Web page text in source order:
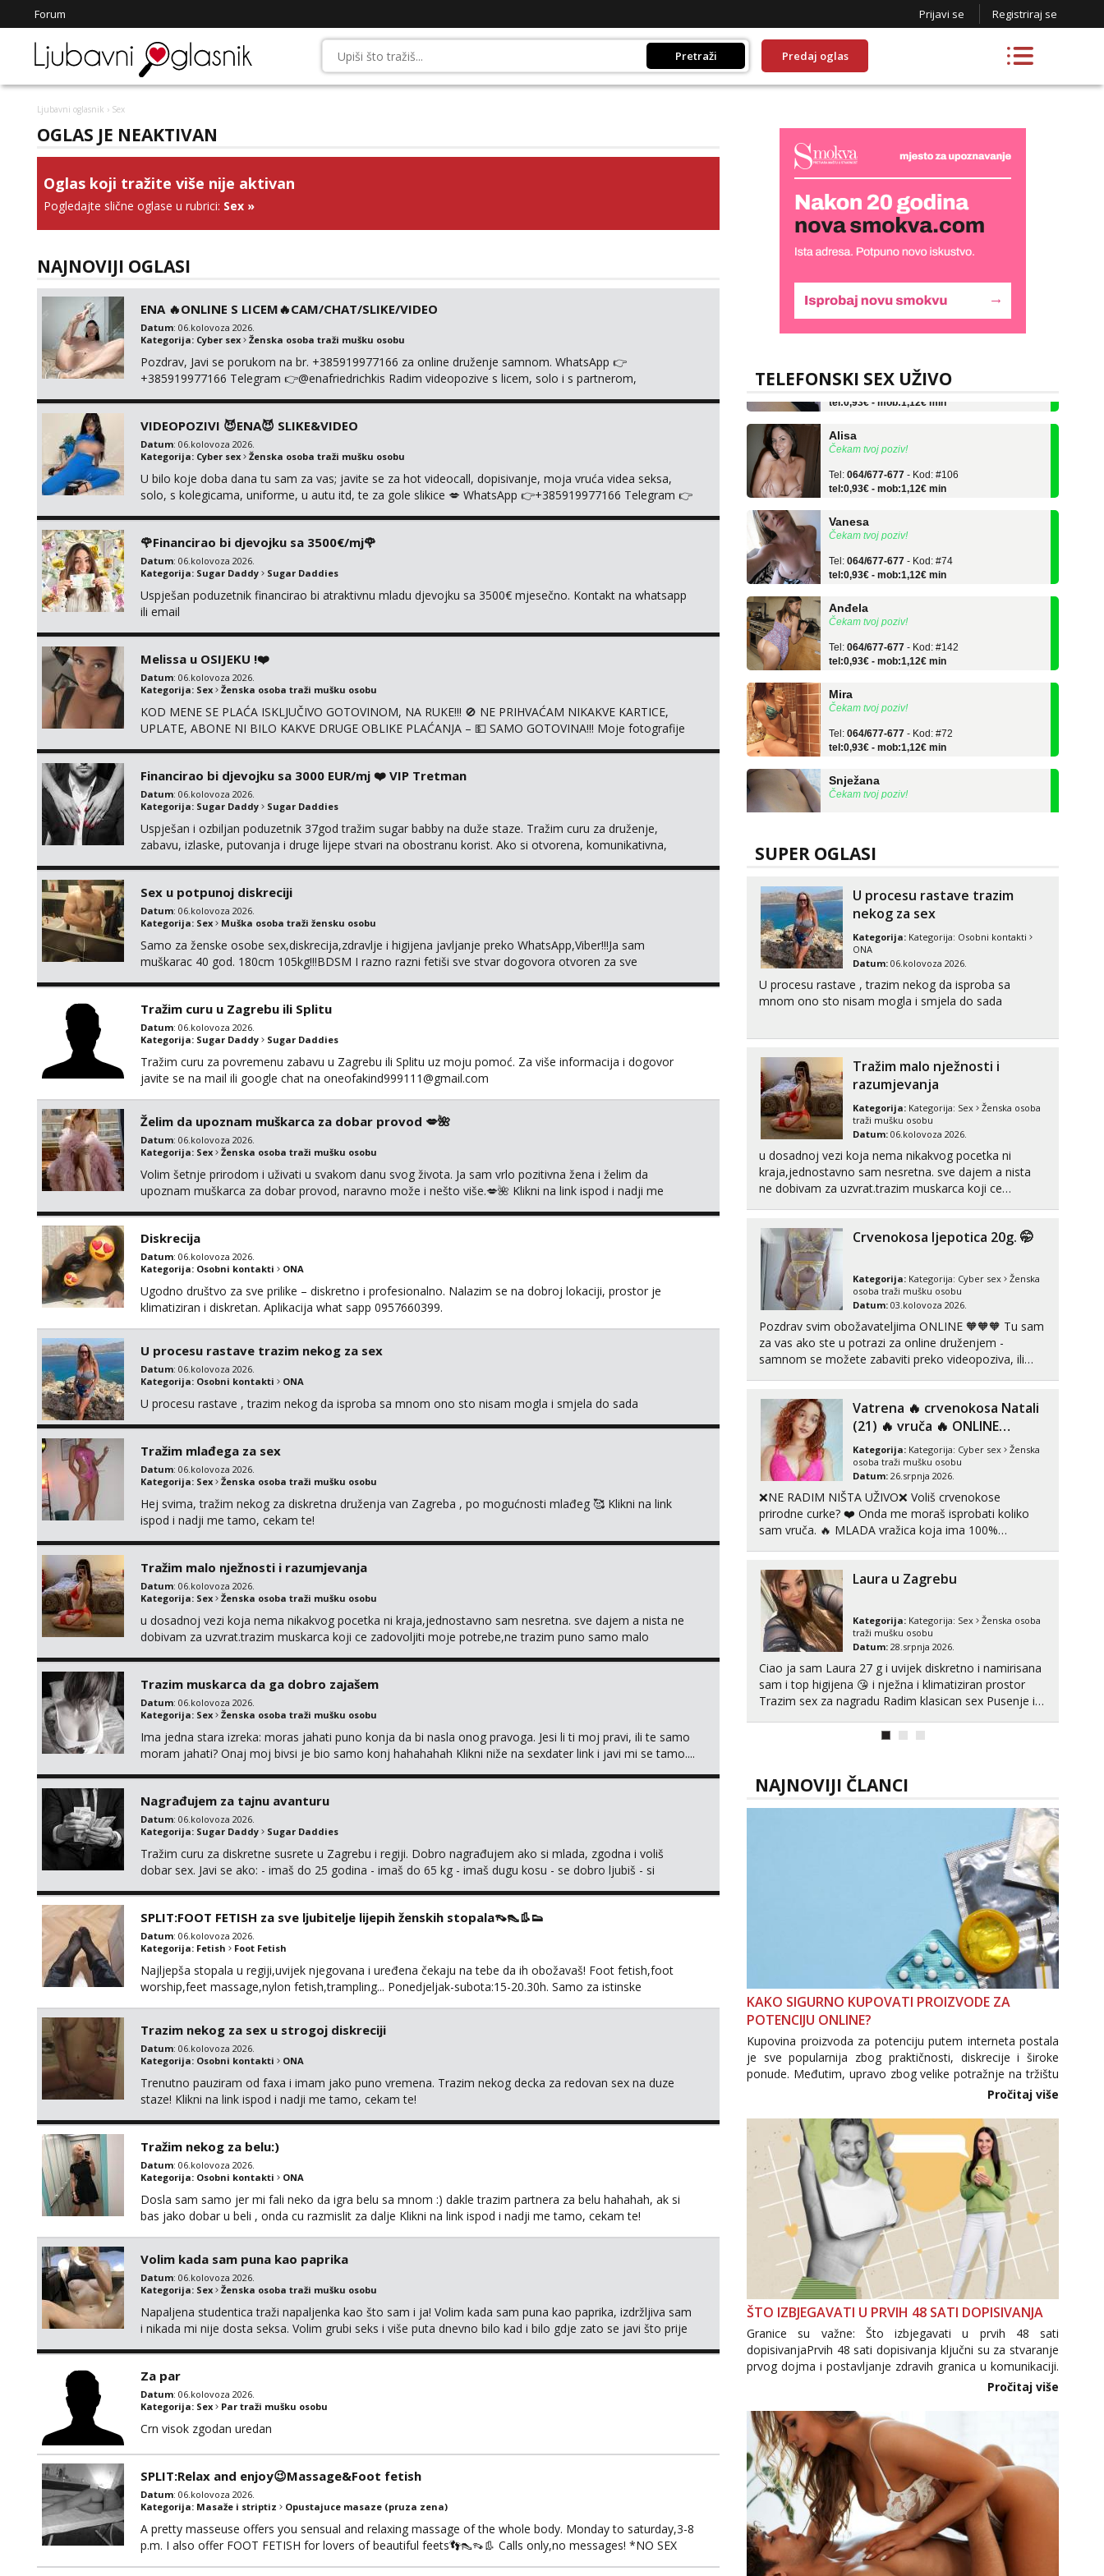
Forum Prijavi se Registriraj se
Pretraži Predaj oglas
Ljubavni oglasnik › Sex
OGLAS JE NEAKTIVAN
Oglas koji tražite više nije aktivan
Pogledajte slične oglase u rubrici: Sex »
NAJNOVIJI OGLASI
ENA 🔥ONLINE S LICEM🔥CAM/CHAT/SLIKE/VIDEO
Datum: 06.kolovoza 2026.
Kategorija: Cyber sex Ženska osoba traži mušku osobu
Pozdrav, Javi se porukom na br. +385919977166 za online druženje samnom. WhatsApp 👉
+385919977166 Telegram 👉@enafriedrichkis Radim videopozive s licem, solo i s partnerom,
NIŠTA UŽI...
VIDEOPOZIVI 😈ENA😈 SLIKE&VIDEO
Datum: 06.kolovoza 2026.
Kategorija: Cyber sex Ženska osoba traži mušku osobu
U bilo koje doba dana tu sam za vas; javite se za hot videocall, dopisivanje, moja vruća videa seksa,
solo, s kolegicama, uniforme, u autu itd, te za gole slikice 💋 WhatsApp 👉+385919977166 Telegram 👉
🌹Financirao bi djevojku sa 3500€/mj🌹
Datum: 06.kolovoza 2026.
Kategorija: Sugar Daddy Sugar Daddies
Uspješan poduzetnik financirao bi atraktivnu mladu djevojku sa 3500€ mjesečno. Kontakt na whatsapp
ili email
Melissa u OSIJEKU !❤️
Datum: 06.kolovoza 2026.
Kategorija: Sex Ženska osoba traži mušku osobu
KOD MENE SE PLAĆA ISKLJUČIVO GOTOVINOM, NA RUKE!!! 🚫 NE PRIHVAĆAM NIKAKVE KARTICE,
UPLATE, ABONE NI BILO KAKVE DRUGE OBLIKE PLAĆANJA – 💵 SAMO GOTOVINA!!! Moje fotografije
Financirao bi djevojku sa 3000 EUR/mj ❤️ VIP Tretman
Datum: 06.kolovoza 2026.
Kategorija: Sugar Daddy Sugar Daddies
Uspješan i ozbiljan poduzetnik 37god tražim sugar babby na duže staze. Tražim curu za druženje,
zabavu, izlaske, putovanja i druge lijepe stvari na obostranu korist. Ako si otvorena, komunikativna,
Sex u potpunoj diskreciji
Datum: 06.kolovoza 2026.
Kategorija: Sex Muška osoba traži žensku osobu
Samo za ženske osobe sex,diskrecija,zdravlje i higijena javljanje preko WhatsApp,Viber!!!Ja sam
muškarac 40 god. 180cm 105kg!!!BDSM I razno razni fetiši sve stvar dogovora otvoren za sve
Tražim curu u Zagrebu ili Splitu
Datum: 06.kolovoza 2026.
Kategorija: Sugar Daddy Sugar Daddies
Tražim curu za povremenu zabavu u Zagrebu ili Splitu uz moju pomoć. Za više informacija i dogovor
javite se na mail ili google chat na oneofakind999111@gmail.com
Želim da upoznam muškarca za dobar provod 💋🌺
Datum: 06.kolovoza 2026.
Kategorija: Sex Ženska osoba traži mušku osobu
Volim šetnje prirodom i uživati u svakom danu svog života. Ja sam vrlo pozitivna žena i želim da
upoznam muškarca za dobar provod, naravno može i nešto više.💋🌺 Klikni na link ispod i nadji me
Diskrecija
Datum: 06.kolovoza 2026.
Kategorija: Osobni kontakti ONA
Ugodno društvo za sve prilike – diskretno i profesionalno. Nalazim se na dobroj lokaciji, prostor je
klimatiziran i diskretan. Aplikacija what sapp 0957660399.
U procesu rastave trazim nekog za sex
Datum: 06.kolovoza 2026.
Kategorija: Osobni kontakti ONA
U procesu rastave , trazim nekog da isproba sa mnom ono sto nisam mogla i smjela do sada
Tražim mlađega za sex
Datum: 06.kolovoza 2026.
Kategorija: Sex Ženska osoba traži mušku osobu
Hej svima, tražim nekog za diskretna druženja van Zagreba , po mogućnosti mlađeg 🥰 Klikni na link
ispod i nadji me tamo, cekam te!
Tražim malo nježnosti i razumjevanja
Datum: 06.kolovoza 2026.
Kategorija: Sex Ženska osoba traži mušku osobu
u dosadnoj vezi koja nema nikakvog pocetka ni kraja,jednostavno sam nesretna. sve dajem a nista ne
dobivam za uzvrat.trazim muskarca koji ce zadovoljiti moje potrebe,ne trazim puno samo malo
Trazim muskarca da ga dobro zajašem
Datum: 06.kolovoza 2026.
Kategorija: Sex Ženska osoba traži mušku osobu
Ima jedna stara izreka: moras jahati puno konja da bi nasla onog pravoga. Jesi li ti moj pravi, ili te samo
moram jahati? Onaj moj bivsi je bio samo konj hahahahah Klikni niže na sexdater link i javi mi se tamo....
Nagrađujem za tajnu avanturu
Datum: 06.kolovoza 2026.
Kategorija: Sugar Daddy Sugar Daddies
Tražim curu za diskretne susrete u Zagrebu i regiji. Dobro nagrađujem ako si mlada, zgodna i voliš
dobar sex. Javi se ako: - imaš do 25 godina - imaš do 65 kg - imaš dugu kosu - se dobro ljubiš - si
SPLIT:FOOT FETISH za sve ljubitelje lijepih ženskih stopala👡👠👢👟
Datum: 06.kolovoza 2026.
Kategorija: Fetish Foot Fetish
Najljepša stopala u regiji,uvijek njegovana i uređena čekaju na tebe da ih obožavaš! Foot fetish,foot
worship,feet massage,nylon fetish,trampling... Ponedjeljak-subota:15-20.30h. Samo za istinske
Trazim nekog za sex u strogoj diskreciji
Datum: 06.kolovoza 2026.
Kategorija: Osobni kontakti ONA
Trenutno pauziram od faxa i imam jako puno vremena. Trazim nekog decka za redovan sex na duze
staze! Klikni na link ispod i nadji me tamo, cekam te!
Tražim nekog za belu:)
Datum: 06.kolovoza 2026.
Kategorija: Osobni kontakti ONA
Dosla sam samo jer mi fali neko da igra belu sa mnom :) dakle trazim partnera za belu hahahah, ak si
bas jako dobar u beli , onda cu razmislit za dalje Klikni na link ispod i nadji me tamo, cekam te!
Volim kada sam puna kao paprika
Datum: 06.kolovoza 2026.
Kategorija: Sex Ženska osoba traži mušku osobu
Napaljena studentica traži napaljenka kao što sam i ja! Volim kada sam puna kao paprika, izdržljiva sam
i nikada mi nije dosta seksa. Volim grubi seks i više puta dnevno bilo kad i bilo gdje zato se javi što prije
Za par
Datum: 06.kolovoza 2026.
Kategorija: Sex Par traži mušku osobu
Crn visok zgodan uredan
SPLIT:Relax and enjoy😉Massage&Foot fetish
Datum: 06.kolovoza 2026.
Kategorija: Masaže i striptiz Opustajuce masaze (pruza zena)
A pretty masseuse offers you sensual and relaxing massage of the whole body. Monday to saturday,3-8
p.m. I also offer FOOT FETISH for lovers of beautiful feets👣👠👡👢 Calls only,no messages! *NO SEX
TELEFONSKI SEX UŽIVO
Snježana
Tel: 064/677-677 - Kod: #119
tel:0,93€ - mob:1,12€ min
Čekam tvoj poziv!
064/677-677
tel:0,93€ - mob:1,12€ min
Čekam tvoj poziv!
064/677-677
tel:0,93€ - mob:1,12€ min
Čekam tvoj poziv!
064/677-677
tel:0,93€ - mob:1,12€ min
Čekam tvoj poziv!
064/677-677
tel:0,93€ - mob:1,12€ min
Čekam tvoj poziv!
064/677-677
Alisa
Čekam tvoj poziv!
Tel: 064/677-677
- Kod: #106
tel:0,93€ - mob:1,12€ min
Vanesa
Čekam tvoj poziv!
tel:0,93€ - mob:1,12€ min
Čekam tvoj poziv!
064/677-677- Kod: #142
tel:0,93€ - mob:1,12€ min
Mira
Čekam tvoj poziv!
tel:0,93€ - mob:1,12€ min
SUPER OGLASI
U procesu rastave trazim
nekog za sex
Kategorija: Kategorija: Osobni kontakti
ONA
Datum: 06.kolovoza 2026.
U procesu rastave , trazim nekog da isproba sa
mnom ono sto nisam mogla i smjela do sada
Tražim malo nježnosti i
razumjevanja
Kategorija: Kategorija: Sex
Ženska osoba
traži mušku osobu
Datum: 06.kolovoza 2026.
u dosadnoj vezi koja nema nikakvog pocetka ni
kraja,jednostavno sam nesretna. sve dajem a nista
ne dobivam za uzvrat.trazim muskarca koji ce
poljupce po tijelu koji me jako pale,obozavam kad
muskar...
Crvenokosa ljepotica 20g. 🤭
Kategorija: Kategorija: Cyber sex
Ženska
osoba traži mušku osobu
Datum: 03.kolovoza 2026.
Pozdrav svim obožavateljima ONLINE 🧡🧡🧡 Tu sam
za vas ako ste u potrazi za online druženjem -
samnom se možete zabaviti preko videopoziva, ili
tipkanja uz slike i hot line pozive. Za vas sam
pripremila ...
Vatrena ‎️‍🔥 crvenokosa Natali
(21) ‎️‍🔥 vruča‎ ️‍🔥 ONLINE
ZABAVA
Kategorija: Kategorija: Cyber sex
Ženska
osoba traži mušku osobu
Datum: 26.srpnja 2026.
❌NE RADIM NIŠTA UŽIVO❌ Voliš crvenokose
prirodne curke? ❤️ Onda me moraš isprobati koliko
sam vruča.‎ ️‍🔥 MLADA vražica koja ima 100%
možeš pranaći nešto po svojoj mjeri. Sexi videa s
kolegica...
Laura u Zagrebu
Kategorija: Kategorija: Sex
Ženska osoba
traži mušku osobu
Datum: 28.srpnja 2026.
Ciao ja sam Laura 27 g i uvijek diskretno i namirisana
sam i top higijena 😘 i nježna i klimatiziran prostor
Trazim sex za nagradu Radim klasican sex Pusenje i
NAJNOVIJI ČLANCI
KAKO SIGURNO KUPOVATI PROIZVODE ZA
POTENCIJU ONLINE?
Kupovina proizvoda za potenciju putem interneta postala
je sve popularnija zbog praktičnosti, diskrecije i široke
ponude. Međutim, upravo zbog velike potražnje na tržištu
se pojavljuju i brojni krivotvoreni proizvodi, nepouzdane
internetske trgovine te proizvodi nepoznatog podrijetla. ...
Pročitaj više
ŠTO IZBJEGAVATI U PRVIH 48 SATI DOPISIVANJA
Granice su važne: Što izbjegavati u prvih 48 sati
dopisivanjaPrvih 48 sati dopisivanja ključni su za stvaranje
prvog dojma i postavljanje zdravih granica u komunikaciji.
Važno je izbjeći prebrzo otkrivanje osobnih ili intimnih
informacija, jer nepoznata osoba još nije zaslužila to
povjerenje. Takođe...
Pročitaj više